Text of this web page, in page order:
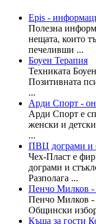
Epis -
Полезна
нещата, които
печеливши ...
Боуен Терапия
Техниката
Позитивната
...
Арди Спорт -
Арди Спорт е
женски и
...
ПВЦ дограми и
Чех-Пласт е
дограми и
Разполага ...
Пенчо Милков -
Пенчо Милков -
Общински
Къща за гости